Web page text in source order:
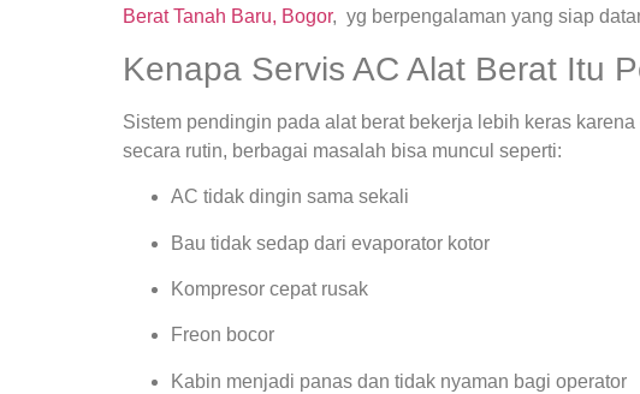
Berat Tanah Baru, Bogor, yg berpengalaman yang siap
Kenapa Servis AC Alat Berat Itu
Sistem pendingin pada alat berat bekerja lebih keras
secara rutin, berbagai masalah bisa muncul seperti:
AC tidak dingin sama sekali
Bau tidak sedap dari evaporator kotor
Kompresor cepat rusak
Freon bocor
Kabin menjadi panas dan tidak nyaman bagi operator